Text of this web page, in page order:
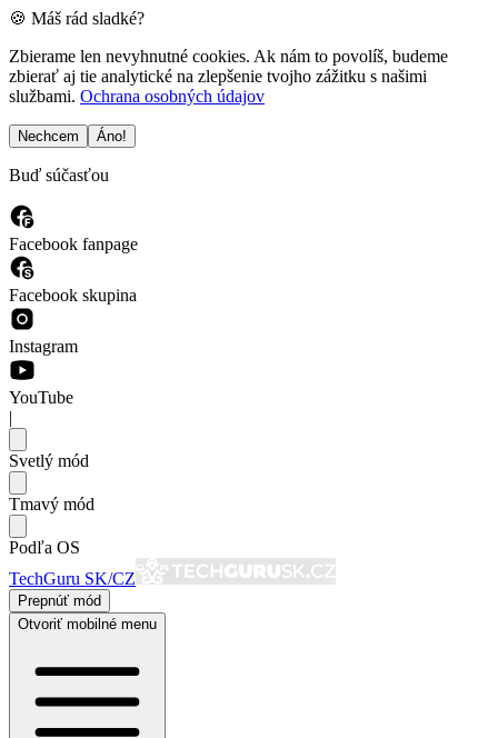
🍪 Máš rád sladké?
Zbierame len nevyhnutné cookies. Ak nám to povolíš, budeme
zbierať aj tie analytické na zlepšenie tvojho zážitku s našimi
službami. Ochrana osobných údajov
Nechcem Áno!
Buď súčasťou
Facebook fanpage
Facebook skupina
Instagram
YouTube
|
Svetlý mód
Tmavý mód
Podľa OS
TechGuru SK/CZ
Prepnúť mód
Otvoriť mobilné menu